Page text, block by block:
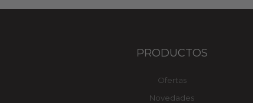
PRODUCTOS
Ofertas
Novedades